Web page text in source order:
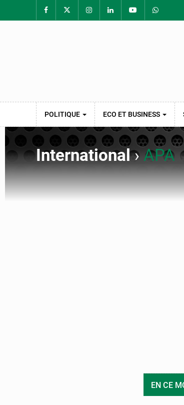
POLITIQUE ECO ET BUSINESS
International›APA
EN CE